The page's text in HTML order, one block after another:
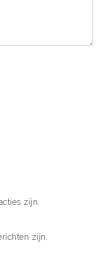
zijn.
zijn.